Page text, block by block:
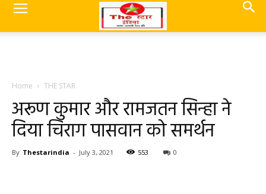
Home THE STAR
अरूण कुमार और रामजतन सिन्हा ने
दिया चिराग पासवान को समर्थन
By Thestarindia - July 3, 2021 553 0